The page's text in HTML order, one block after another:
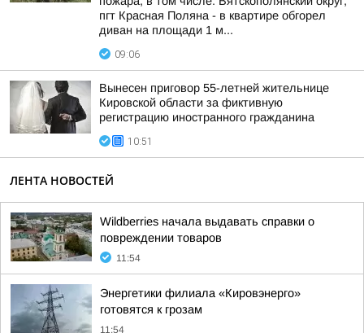
пгт Красная Поляна - в квартире обгорел
диван на площади 1 м...
09:06
Вынесен приговор 55-летней жительнице
Кировской области за фиктивную
регистрацию иностранного гражданина
10:51
ЛЕНТА НОВОСТЕЙ
Wildberries начала выдавать справки о
повреждении товаров
11:54
Энергетики филиала «Кировэнерго»
готовятся к грозам
11:54